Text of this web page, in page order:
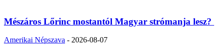
Mészáros Lőrinc mostantól Magyar strómanja lesz?
Amerikai Népszava - 2026-08-07